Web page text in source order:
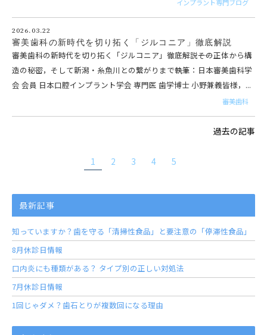
インプラント専門ブログ
2026.03.22
審美歯科の新時代を切り拓く「ジルコニア」徹底解説
審美歯科の新時代を切り拓く「ジルコニア」徹底解説――その正体から構
造の秘密，そして新潟・糸魚川との繋がりまで――執筆：日本審美歯科学
会 会員 日本口腔インプラント学会 専門医 歯学博士 小野兼義皆様，...
審美歯科
1 2 3 4 5
過去の記事
最新記事
知っていますか？歯を守る「清掃性食品」と要注意の「停滞性食品」
8月休診日情報
口内炎にも種類がある？ タイプ別の正しい対処法
7月休診日情報
1回じゃダメ？歯石とりが複数回になる理由